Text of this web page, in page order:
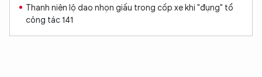
Thanh niên lộ dao nhọn giấu trong cốp xe khi "đụng" tổ
công tác 141